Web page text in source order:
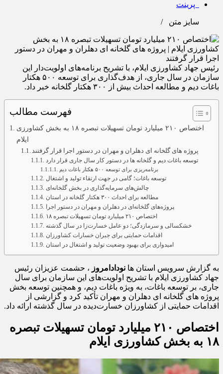
رئیس جهاد کشاورزی ایلام، با تشریح برنامه‌های اولویت‌دار این
سازمان در سال جاری، از هدف‌گذاری برای توسعه ۵۰۰ هکتار
باغات دیم و مطالعه احداث بیش از ۳۰۰ هکتار گلخانه خبر داد.
فهرست مطالب
اختصاص ۲۱۰ میلیارد تومان تسهیلات تبصره ۱۸ به بخش کشاورزی
ایلام
توسعه باغات دیم و گلخانه‌ ها در دستور کار سال جاری قرار دارد
برنامه‌ریزی برای توسعه ۵۰۰ هکتار باغات دیم
توسعه باغات؛ گامی در جهت ارتقاء تولید و اشتغال
چالش‌های سرمایه‌گذاری در بخش گلخانه‌ای
مطالعه برای احداث ۳۰۰ هکتار گلخانه در استان
پروژه‌های گلخانه‌ای در دهلران و مهران در دستور اجرا
اختصاص ۲۱۰ میلیارد تومان تسهیلات تبصره ۱۸
خشکسالی و سرمازدگی؛ دو عامل خسارت‌زا در سال گذشته
اقدامات حمایتی برای جبران خسارات کشاورزان
امیدواری برای بهبود وضعیت تولید و اشتغال در استان
جهاد کشاورزی ایلام با تشریح اولویت‌های این سازمان برای سال
جاری، بر توسعه باغات، به ویژه باغات دیم، و همچنین توسعه بخش
پروژه‌ های گلخانه‌ ای دهلران و مهران تأکید کرد و گزارشی از
اقدامات حمایتی از کشاورزان خسارت‌دیده در سال گذشته ارائه داد.
۱۸ به بخش کشاورزی ایلام